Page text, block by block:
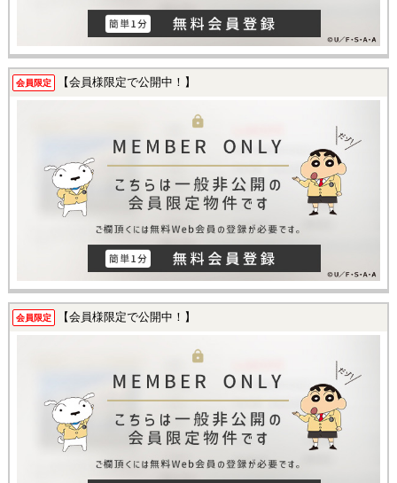
会員限定 【会員様限定で公開中！】
会員限定 【会員様限定で公開中！】